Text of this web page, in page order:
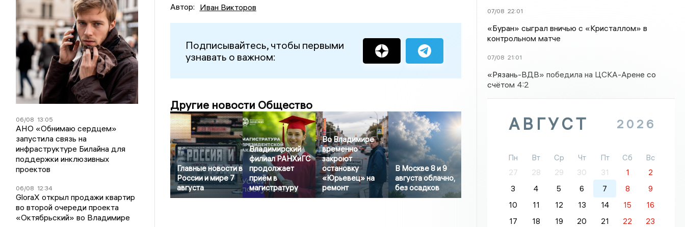
06/08 13:05
АНО «Обнимаю сердцем»
запустила связь на
инфраструктуре Билайна для
поддержки инклюзивных
проектов
06/08 12:34
GloraX открыл продажи квартир
во второй очереди проекта
«Октябрьский» во Владимире
Автор: Иван Викторов
Подписывайтесь, чтобы первыми
узнавать о важном:
Другие новости Общество
Главные новости в
России и мире 7
августа
Владимирский
филиал РАНХиГС
продолжает
приём в
магистратуру
Во Владимире
временно
закроют
остановку
«Юрьевец» на
ремонт
В Москве 8 и 9
августа облачно,
без осадков
07/08 22:01
«Буран» сыграл вничью с «Кристаллом» в
контрольном матче
07/08 21:01
«Рязань-ВДВ» победила на ЦСКА-Арене со
счётом 4:2
АВГУСТ 2026
Пн Вт Ср Чт Пт Сб
Вс
27
28 29 30 31 1
2
3
4 5 6 7 8
9
10
11 12 13 14 15
16
17
18 19 20 21 22
23